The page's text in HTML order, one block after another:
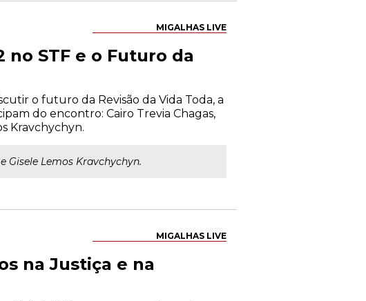
MIGALHAS LIVE
no STF e o Futuro da
o futuro da Revisão da Vida Toda, a
do encontro: Cairo Trevia Chagas,
Kravchychyn.
Gisele Lemos Kravchychyn.
MIGALHAS LIVE
na Justiça e na